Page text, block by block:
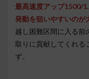
最高速度アップ1500/
発動を狙いやすいのが
越し困難区間に入る前
取りに貢献してくれる
ず。